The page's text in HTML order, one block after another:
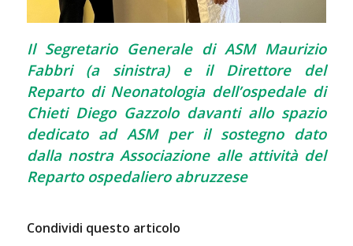
Il Segretario Generale di ASM Maurizio
Fabbri (a sinistra) e il Direttore del
Reparto di Neonatologia dell’ospedale di
Chieti Diego Gazzolo davanti allo spazio
dedicato ad ASM per il sostegno dato
dalla nostra Associazione alle attività del
Reparto ospedaliero abruzzese
Condividi questo articolo